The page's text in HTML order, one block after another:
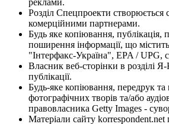
реклами.
Розділ Спецпроекти створюється
комерційними партнерами.
Будь яке копіювання, публікація,
поширення інформації, що
"Інтерфакс-Україна", EPA / UPG,
Власник веб-сторінки в розділі
публікації.
Будь-яке копіювання, передрук та
фотографічних творів та/або
правовласника Getty Images -
Матеріали сайту korrespondent.net